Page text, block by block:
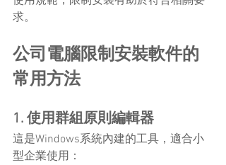
求。
公司電腦限制安裝軟件的
常用方法
1. 使用群組原則編輯器
這是Windows系統內建的工具，適合小
型企業使用：